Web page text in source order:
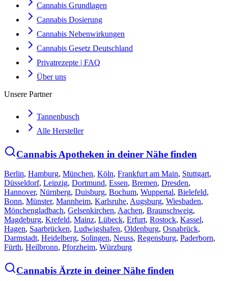
Cannabis Grundlagen
Cannabis Dosierung
Cannabis Nebenwirkungen
Cannabis Gesetz Deutschland
Privatrezepte | FAQ
Über uns
Unsere Partner
Tannenbusch
Alle Hersteller
Cannabis Apotheken in deiner Nähe finden
Berlin, Hamburg, München, Köln, Frankfurt am Main, Stuttgart,
Düsseldorf, Leipzig, Dortmund, Essen, Bremen, Dresden,
Hannover, Nürnberg, Duisburg, Bochum, Wuppertal, Bielefeld,
Bonn, Münster, Mannheim, Karlsruhe, Augsburg, Wiesbaden,
Mönchengladbach, Gelsenkirchen, Aachen, Braunschweig,
Magdeburg, Krefeld, Mainz, Lübeck, Erfurt, Rostock, Kassel,
Hagen, Saarbrücken, Ludwigshafen, Oldenburg, Osnabrück,
Darmstadt, Heidelberg, Solingen, Neuss, Regensburg, Paderborn,
Fürth, Heilbronn, Pforzheim, Würzburg
Cannabis Ärzte in deiner Nähe finden